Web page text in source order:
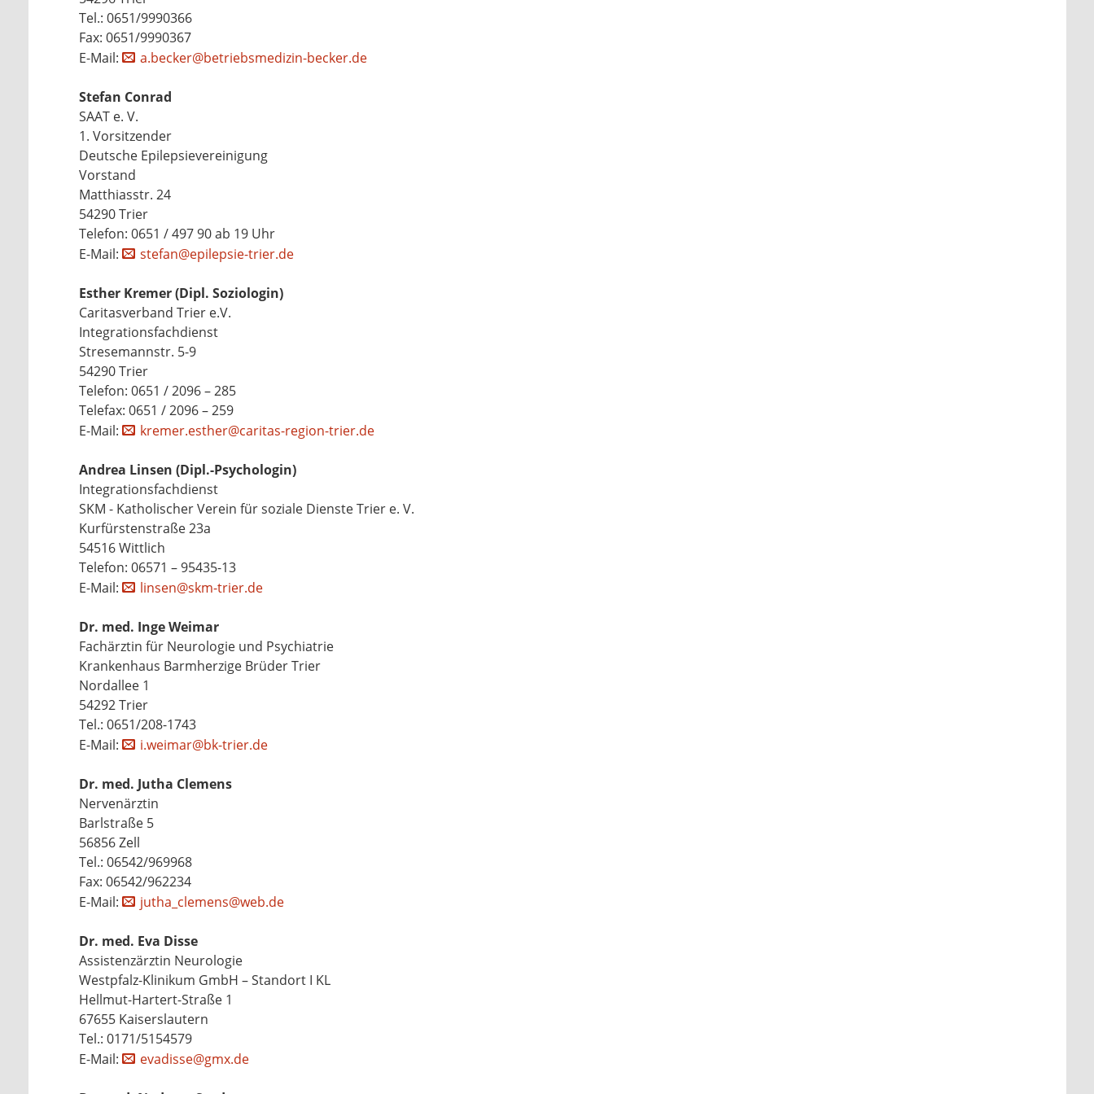
Tel.: 0651/9990366
Fax: 0651/9990367
E-Mail:
a.becker@betriebsmedizin-becker.de
Stefan Conrad
SAAT e. V.
1. Vorsitzender
Deutsche Epilepsievereinigung
Vorstand
Matthiasstr. 24
54290 Trier
Telefon: 0651 / 497 90 ab 19 Uhr
E-Mail:
stefan@epilepsie-trier.de
Esther Kremer (Dipl. Soziologin)
Caritasverband Trier e.V.
Integrationsfachdienst
Stresemannstr. 5-9
54290 Trier
Telefon: 0651 / 2096 – 285
Telefax: 0651 / 2096 – 259
E-Mail:
kremer.esther@caritas-region-trier.de
Andrea Linsen (Dipl.-Psychologin)
Integrationsfachdienst
SKM - Katholischer Verein für soziale Dienste Trier e. V.
Kurfürstenstraße 23a
54516 Wittlich
Telefon: 06571 – 95435-13
E-Mail:
linsen@skm-trier.de
Dr. med. Inge Weimar
Fachärztin für Neurologie und Psychiatrie
Krankenhaus Barmherzige Brüder Trier
Nordallee 1
54292 Trier
Tel.: 0651/208-1743
E-Mail:
i.weimar@bk-trier.de
Dr. med. Jutha Clemens
Nervenärztin
Barlstraße 5
56856 Zell
Tel.: 06542/969968
Fax: 06542/962234
E-Mail:
jutha_clemens@web.de
Dr. med. Eva Disse
Assistenzärztin Neurologie
Westpfalz-Klinikum GmbH – Standort I KL
Hellmut-Hartert-Straße 1
67655 Kaiserslautern
Tel.: 0171/5154579
E-Mail:
evadisse@gmx.de